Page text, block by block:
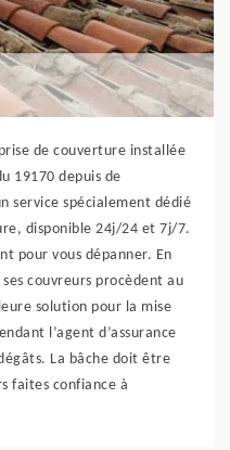
de couverture installée
19170 depuis de
service spécialement dédié
disponible 24j/24 et 7j/7.
pour vous dépanner. En
couvreurs procèdent au
solution pour la mise
l’agent d’assurance
La bâche doit être
faites confiance à